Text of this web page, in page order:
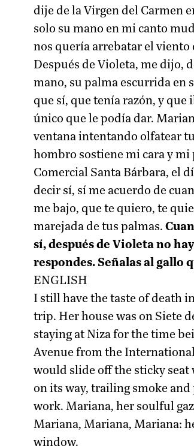
dije de la Virgen del Carmen
solo su mano en mi canto
nos quería arrebatar el viento
Después de Violeta, me dijo,
mano, su palma escurrida en
que sí, que tenía razón, y que
único que le podía dar.
ventana intentando olfatear
hombro sostiene mi cara y mi
Comercial Santa Bárbara, el
decir sí, sí me acuerdo de
me bajo, que te quiero, te
marejada de tus palmas.
sí, después de Violeta no
respondes. Señalas al gallo
ENGLISH
I still have the taste of death
trip. Her house was on Siete
staying at Niza for the time
Avenue from the
would slide off the sticky
on its way, trailing smoke
work. Mariana, her soulful
Mariana, Mariana, Mariana:
window.